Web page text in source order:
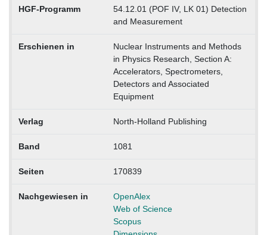
HGF-Programm
54.12.01 (POF IV, LK 01) Detection
and Measurement
Erschienen in
Nuclear Instruments and Methods
in Physics Research, Section A:
Accelerators, Spectrometers,
Detectors and Associated
Equipment
Verlag North-Holland Publishing
Band 1081
Seiten 170839
Nachgewiesen in
OpenAlex
Web of Science
Scopus